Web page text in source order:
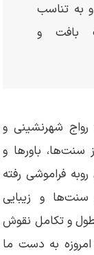
و به تناسب
بافت و
رواج شهرنشینی و
سنت‌ها، باورها و
فراموشی رفته
و زیبایی
و تکامل نقوش
به دست ما